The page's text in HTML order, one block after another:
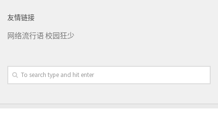
友情链接
网络流行语校园狂少